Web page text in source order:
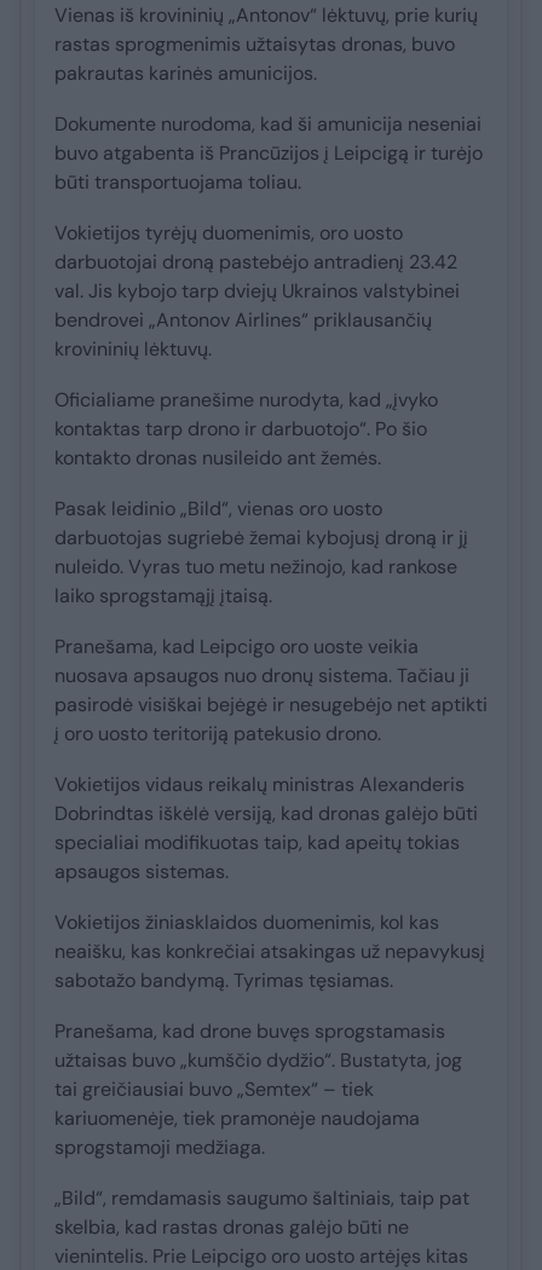
Vienas iš krovininių „Antonov“ lėktuvų, prie kurių
rastas sprogmenimis užtaisytas dronas, buvo
pakrautas karinės amunicijos.
Dokumente nurodoma, kad ši amunicija neseniai
buvo atgabenta iš Prancūzijos į Leipcigą ir turėjo
būti transportuojama toliau.
Vokietijos tyrėjų duomenimis, oro uosto
darbuotojai droną pastebėjo antradienį 23.42
val. Jis kybojo tarp dviejų Ukrainos valstybinei
bendrovei „Antonov Airlines“ priklausančių
krovininių lėktuvų.
Oficialiame pranešime nurodyta, kad „įvyko
kontaktas tarp drono ir darbuotojo“. Po šio
kontakto dronas nusileido ant žemės.
Pasak leidinio „Bild“, vienas oro uosto
darbuotojas sugriebė žemai kybojusį droną ir jį
nuleido. Vyras tuo metu nežinojo, kad rankose
laiko sprogstamąjį įtaisą.
Pranešama, kad Leipcigo oro uoste veikia
nuosava apsaugos nuo dronų sistema. Tačiau ji
pasirodė visiškai bejėgė ir nesugebėjo net aptikti
į oro uosto teritoriją patekusio drono.
Vokietijos vidaus reikalų ministras Alexanderis
Dobrindtas iškėlė versiją, kad dronas galėjo būti
specialiai modifikuotas taip, kad apeitų tokias
apsaugos sistemas.
Vokietijos žiniasklaidos duomenimis, kol kas
neaišku, kas konkrečiai atsakingas už nepavykusį
sabotažo bandymą. Tyrimas tęsiamas.
Pranešama, kad drone buvęs sprogstamasis
užtaisas buvo „kumščio dydžio“. Bustatyta, jog
tai greičiausiai buvo „Semtex“ – tiek
kariuomenėje, tiek pramonėje naudojama
sprogstamoji medžiaga.
„Bild“, remdamasis saugumo šaltiniais, taip pat
skelbia, kad rastas dronas galėjo būti ne
vienintelis. Prie Leipcigo oro uosto artėjęs kitas